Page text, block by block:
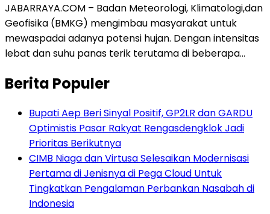
JABARRAYA.COM – Badan Meteorologi, Klimatologi,dan
Geofisika (BMKG) mengimbau masyarakat untuk
mewaspadai adanya potensi hujan. Dengan intensitas
lebat dan suhu panas terik terutama di beberapa…
Berita Populer
Bupati Aep Beri Sinyal Positif, GP2LR dan GARDU
Optimistis Pasar Rakyat Rengasdengklok Jadi
Prioritas Berikutnya
CIMB Niaga dan Virtusa Selesaikan Modernisasi
Pertama di Jenisnya di Pega Cloud Untuk
Tingkatkan Pengalaman Perbankan Nasabah di
Indonesia